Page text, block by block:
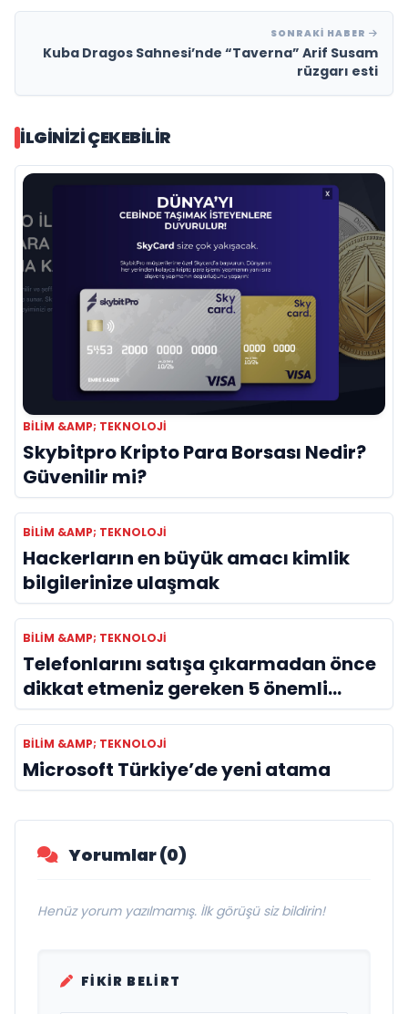
SONRAKI HABER
Kuba Dragos Sahnesi’nde “Taverna” Arif Susam
rüzgarı esti
İLGINIZI ÇEKEBILIR
BILIM &AMP; TEKNOLOJI
Skybitpro Kripto Para Borsası Nedir?
Güvenilir mi?
BILIM &AMP; TEKNOLOJI
Hackerların en büyük amacı kimlik
bilgilerinize ulaşmak
BILIM &AMP; TEKNOLOJI
Telefonlarını satışa çıkarmadan önce
dikkat etmeniz gereken 5 önemli
detay!
BILIM &AMP; TEKNOLOJI
Microsoft Türkiye’de yeni atama
Yorumlar (0)
Henüz yorum yazılmamış. İlk görüşü siz bildirin!
FIKIR BELIRT